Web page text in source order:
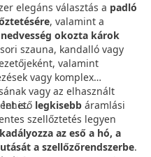
elegáns választás a padló
, valamint a
okozta károk
szauna, kandalló vagy
valamint
vagy komplex
vagy az elhasznált
is.
lehető legkisebb áramlási
szellőztetés legyen
az eső a hó, a
a szellőzőrendszerbe.